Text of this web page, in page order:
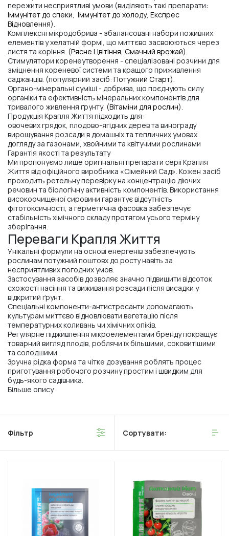
пережити несприятливі умови (виділяють такі препарати:
Іммунітет до спеки, Іммунітет до холоду, Експрес
Відновлення).
Комплексні мікродобрива - збалансовані набори поживних
елементів у хелатній формі, що миттєво засвоюються через
листя та коріння. (Рясне Цвітіння, Смачний врожай).
Стимулятори коренеутворення - спеціалізовані розчини для
зміцнення кореневої системи та кращого приживлення
саджанців. (популярний засіб: Потужний Старт).
Органо-мінеральні суміші - добрива, що поєднують силу
органіки та ефективність мінеральних компонентів для
тривалого живлення ґрунту. (Вітаміни для рослин).
Продукція Крапля Життя підходить для:
овочевих грядок, плодово-ягідних дерев та винограду
вирощування розсади в домашніх та тепличних умовах
догляду за газонами, хвойними та квітучими рослинами
Гарантія якості та результату
Ми пропонуємо лише оригінальні препарати серії Крапля
Життя від офіційного виробника «Сімейний Сад». Кожен засіб
проходить ретельну перевірку на концентрацію діючих
речовин та біологічну активність компонентів. Використання
високоочищеної сировини гарантує відсутність
фітотоксичності, а герметична фасовка забезпечує
стабільність хімічного складу протягом усього терміну
зберігання.
Переваги Крапля Життя
Унікальні формули на основі енергенів забезпечують
рослинам потужний поштовх до росту навіть за
несприятливих погодних умов.
Застосування засобів дозволяє значно підвищити відсоток
схожості насіння та виживання розсади після висадки у
відкритий ґрунт.
Спеціальні компоненти-антистресанти допомагають
культурам миттєво відновлювати вегетацію після
температурних коливань чи хімічних опіків.
Регулярне підживлення мікроелементами бренду покращує
товарний вигляд плодів, роблячи їх більшими, соковитішими
та солодшими.
Зручна рідка форма та чітке дозування роблять процес
приготування робочого розчину простим і швидким для
будь-якого садівника.
Більше опису
Фільтр Сортувати: